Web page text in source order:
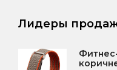
Лидеры